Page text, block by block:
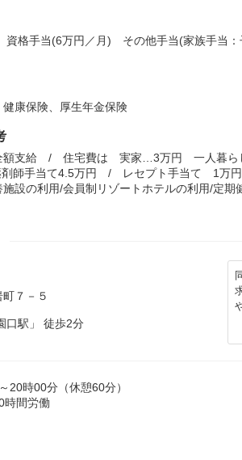
格手当(6万円／月) その他手当(家族手当：
康保険、厚生年金保険
全額支給 / 住宅費は 実家…3万円 一人暮
手当て4.5万円 / レセプト手当て 1万円
施設の利用/会員制リゾートホテルの利用/定
７－５
口駅」 徒歩2分
20時00分（休憩60分）
時間労働